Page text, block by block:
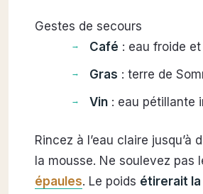
Gestes de secours
Café : eau froide
Gras : terre de
Vin: eau pétillante
Rincez à l’eau claire jusqu’à
la mousse. Ne soulevez pas
épaules. Le poids étirerait la